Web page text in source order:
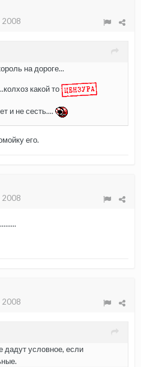
2008
на дороге...
какой то
и не сесть....
его.
2008
2008
дадут условное, если